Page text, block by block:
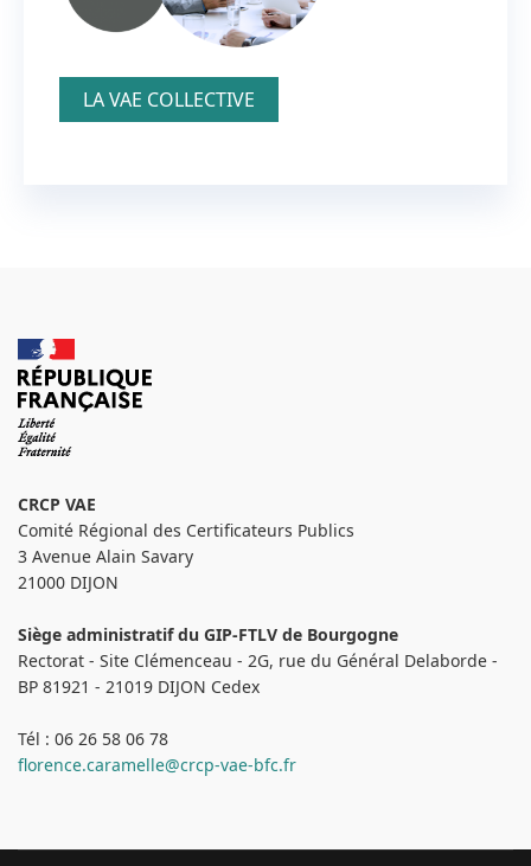
LA VAE COLLECTIVE
CRCP VAE
Comité Régional des Certificateurs Publics
3 Avenue Alain Savary
21000 DIJON
Siège administratif du GIP-FTLV de Bourgogne
Rectorat - Site Clémenceau - 2G, rue du Général Delaborde -
BP 81921 - 21019 DIJON Cedex
Tél : 06 26 58 06 78
florence.caramelle@crcp-vae-bfc.fr